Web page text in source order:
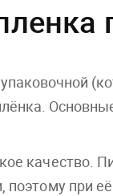
качество.
поэтому при